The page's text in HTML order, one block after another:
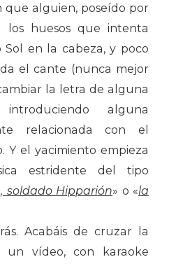
que alguien, poseído por
los huesos que intenta
en la cabeza, y poco
el cante (nunca mejor
la letra de alguna
alguna
relacionada con el
Y el yacimiento empieza
estridente del tipo
soldado Hipparión» o «la
Acabáis de cruzar la
un vídeo, con karaoke